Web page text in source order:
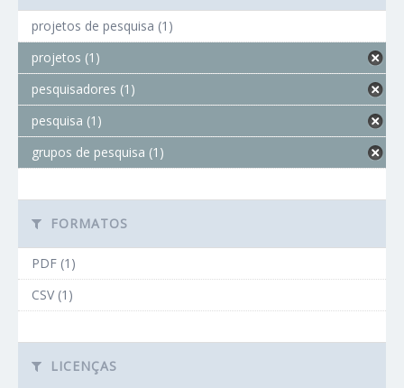
projetos de pesquisa (1)
projetos (1)
pesquisadores (1)
pesquisa (1)
grupos de pesquisa (1)
FORMATOS
PDF (1)
CSV (1)
LICENÇAS